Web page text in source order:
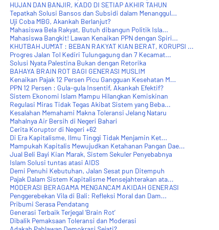
HUJAN DAN BANJIR, KADO DI SETIAP AKHIR TAHUN
Tepatkah Solusi Bansos dan Subsidi dalam Menanggul...
Uji Coba MBG, Akankah Berlanjut?
Mahasiswa Bela Rakyat, Butuh dibangun Politik Isla...
Mahasiswa Bangkit! Lawan Kenaikan PPN dengan Spiri...
KHUTBAH JUM'AT : BEBAN RAKYAT KIAN BERAT, KORUPSI ...
Progres Jalan Tol Kediri Tulungagung dan 7 Kecamat...
Solusi Nyata Palestina Bukan dengan Retorika
BAHAYA BRAIN ROT BAGI GENERASI MUSLIM
Kenaikan Pajak 12 Persen Picu Gangguan Kesehatan M...
PPN 12 Persen : Gula-gula Insentif, Akankah Efektif?
Sistem Ekonomi Islam Mampu Hilangkan Kemiskinan
Regulasi Miras Tidak Tegas Akibat Sistem yang Beba...
Kesalahan Memahami Makna Toleransi Jelang Nataru
Mahalnya Air Bersih di Negeri Bahari
Cerita Koruptor di Negeri +62
Di Era Kapitalisme, Ilmu Tinggi Tidak Menjamin Ket...
Mampukah Kapitalis Mewujudkan Ketahanan Pangan Dae...
Jual Beli Bayi Kian Marak, Sistem Sekuler Penyebabnya
Islam Solusi tuntas atasi AIDS
Demi Penuhi Kebutuhan, Jalan Sesat pun Ditempuh
Pajak Dalam Sistem Kapitalisme Mensejahterakan ata...
MODERASI BERAGAMA MENGANCAM AKIDAH GENERASI
Penggerebekan Vila di Bali: Refleksi Moral dan Dam...
Pribumi Serasa Pendatang
Generasi Terbaik Terjegal ‘Brain Rot’
Dibalik Pemaksaan Toleransi dan Moderasi